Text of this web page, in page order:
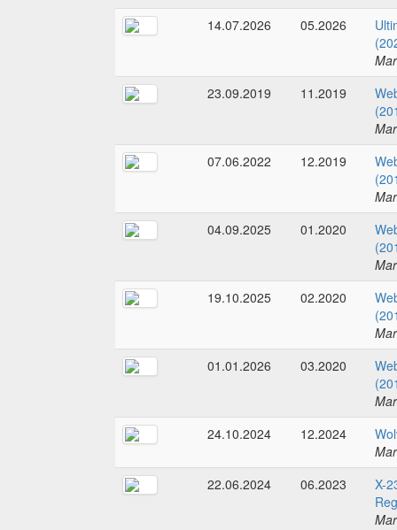
14.07.2026
05.2026
23.09.2019
11.2019
07.06.2022
12.2019
04.09.2025
01.2020
19.10.2025
02.2020
01.01.2026
03.2020
24.10.2024
12.2024
22.06.2024
06.2023
X-